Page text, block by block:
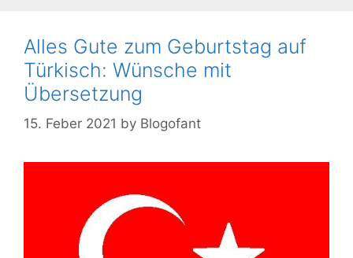
Alles Gute zum Geburtstag auf
Türkisch: Wünsche mit
Übersetzung
15. Feber 2021 by Blogofant